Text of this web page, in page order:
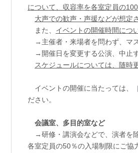
について、収容率を各室定員の
大声での歓声・声援などが想定
また、 イベントの開催時間につ
→主催者・来場者を問わず、マ
→開催日を変更する公演、中止
スケジュールについては、随時
イベントの開催に当たっては、
ださい。
会議室、多目的室など
→研修・講演会などで、演者を
各室定員の50％の入場制限にご協